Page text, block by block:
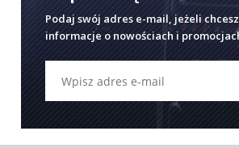
Podaj swój adres e-mail, jeżeli
informacje o nowościach i